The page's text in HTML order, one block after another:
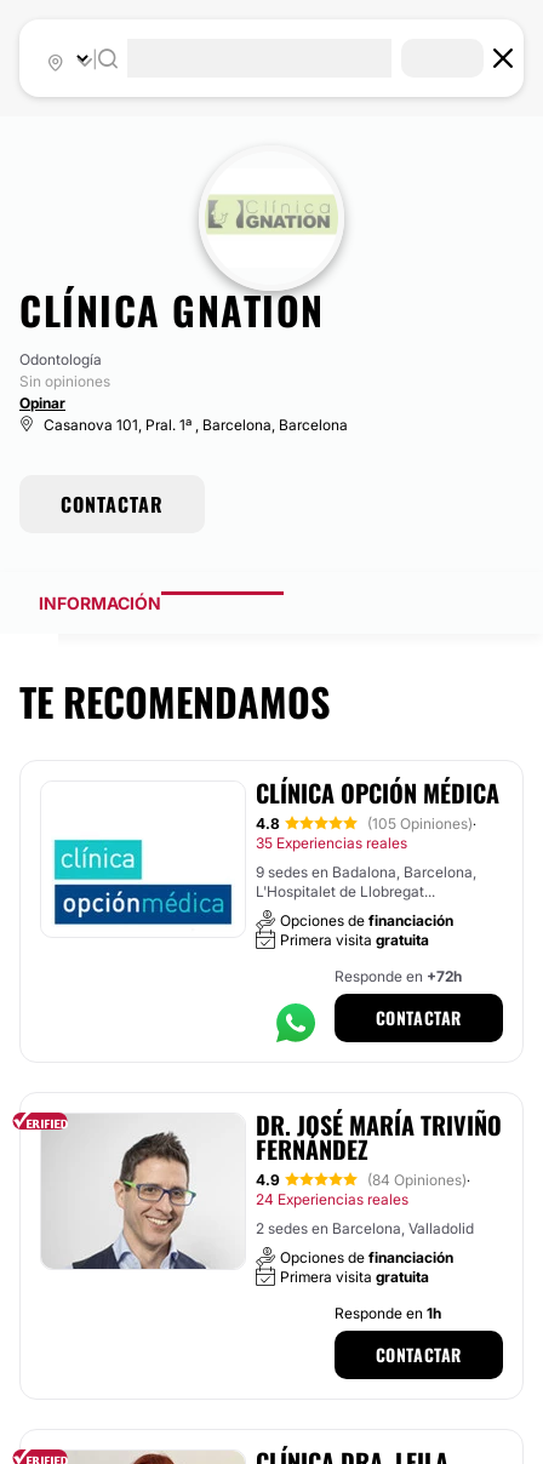
CLÍNICA GNATION
Odontología
Sin opiniones
Opinar
Casanova 101, Pral. 1ª , Barcelona, Barcelona
CONTACTAR
INFORMACIÓN
TE RECOMENDAMOS
CLÍNICA OPCIÓN MÉDICA
4.8 (105 Opiniones)·
35 Experiencias reales
9 sedes en Badalona, Barcelona,
L'Hospitalet de Llobregat...
Opciones de financiación
Primera visita gratuita
Responde en +72h
CONTACTAR
DR. JOSÉ MARÍA TRIVIÑO
FERNÁNDEZ
4.9 (84 Opiniones)·
24 Experiencias reales
2 sedes en Barcelona, Valladolid
Opciones de financiación
Primera visita gratuita
Responde en 1h
CONTACTAR